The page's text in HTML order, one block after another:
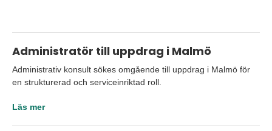
Administratör till uppdrag i Malmö
Administrativ konsult sökes omgående till uppdrag i Malmö för
en strukturerad och serviceinriktad roll.
Läs mer